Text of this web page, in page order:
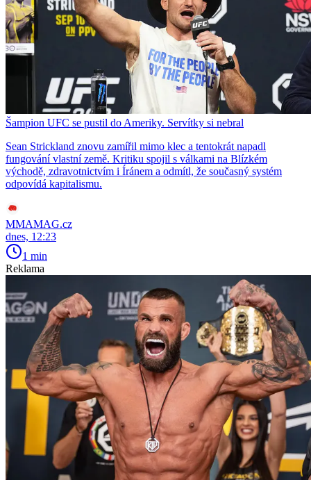
Šampion UFC se pustil do Ameriky. Servítky si nebral
Sean Strickland znovu zamířil mimo klec a tentokrát napadl
fungování vlastní země. Kritiku spojil s válkami na Blízkém
východě, zdravotnictvím i Íránem a odmítl, že současný systém
odpovídá kapitalismu.
MMAMAG.cz
dnes, 12:23
1 min
Reklama